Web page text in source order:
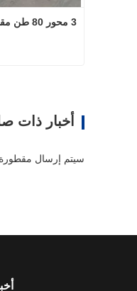
3 محور 80 طن مقطورات منخفضة
أخبار ذات